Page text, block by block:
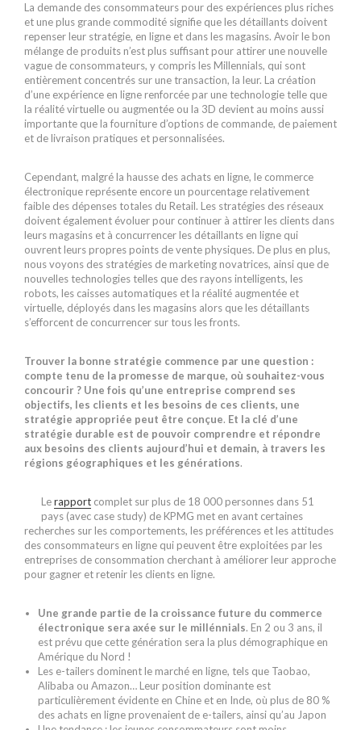
La demande des consommateurs pour des expériences plus riches
et une plus grande commodité signifie que les détaillants doivent
repenser leur stratégie, en ligne et dans les magasins. Avoir le bon
mélange de produits n’est plus suffisant pour attirer une nouvelle
vague de consommateurs, y compris les Millennials, qui sont
entièrement concentrés sur une transaction, la leur. La création
d’une expérience en ligne renforcée par une technologie telle que
la réalité virtuelle ou augmentée ou la 3D devient au moins aussi
importante que la fourniture d’options de commande, de paiement
et de livraison pratiques et personnalisées.
Cependant, malgré la hausse des achats en ligne, le commerce
électronique représente encore un pourcentage relativement
faible des dépenses totales du Retail. Les stratégies des réseaux
doivent également évoluer pour continuer à attirer les clients dans
leurs magasins et à concurrencer les détaillants en ligne qui
ouvrent leurs propres points de vente physiques. De plus en plus,
nous voyons des stratégies de marketing novatrices, ainsi que de
nouvelles technologies telles que des rayons intelligents, les
robots, les caisses automatiques et la réalité augmentée et
virtuelle, déployés dans les magasins alors que les détaillants
s’efforcent de concurrencer sur tous les fronts.
Trouver la bonne stratégie commence par une question :
compte tenu de la promesse de marque, où souhaitez-vous
concourir ? Une fois qu’une entreprise comprend ses
objectifs, les clients et les besoins de ces clients, une
stratégie appropriée peut être conçue. Et la clé d’une
stratégie durable est de pouvoir comprendre et répondre
aux besoins des clients aujourd’hui et demain, à travers les
régions géographiques et les générations.
Lerapportcomplet sur plus de 18 000 personnes dans 51
pays (avec case study) de KPMG met en avant certaines
recherches sur les comportements, les préférences et les attitudes
des consommateurs en ligne qui peuvent être exploitées par les
entreprises de consommation cherchant à améliorer leur approche
pour gagner et retenir les clients en ligne.
Une grande partie de la croissance future du commerce
électronique sera axée sur le millénnials. En 2 ou 3 ans, il
est prévu que cette génération sera la plus démographique en
Amérique du Nord !
Les e-tailers dominent le marché en ligne, tels que Taobao,
Alibaba ou Amazon… Leur position dominante est
particulièrement évidente en Chine et en Inde, où plus de 80 %
des achats en ligne provenaient de e-tailers, ainsi qu’au Japon